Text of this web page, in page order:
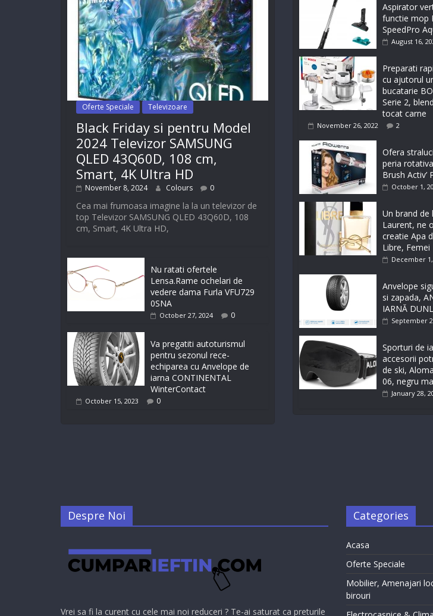
Oferte Speciale Televizoare
Black Friday si pentru Model
2024 Televizor SAMSUNG
QLED 43Q60D, 108 cm,
Smart, 4K Ultra HD
November 8, 2024 Colours 0
Cea mai frumoasa imagine la la un televizor de
top Televizor SAMSUNG QLED 43Q60D, 108
cm, Smart, 4K Ultra HD,
Nu ratati ofertele
Lensa.Rame ochelari de
vedere dama Furla VFU729
0SNA
October 27, 2024 0
Va pregatiti autoturismul
pentru sezonul rece-
echiparea cu Anvelope de
iarna CONTINENTAL
WinterContact
October 15, 2023 0
Aspirator
functie mop
SpeedPro
August 16,
Preparati
cu ajutorul
bucatarie
Serie 2,
tocat carne
November 26, 2022 2
Ofera
peria
Brush Activ’
October 1,
Un brand de
Laurent, ne
creatie Apa
Libre, Femei
December 1,
Anvelope
si zapada,
IARNĂ
September
Sporturi de
accesorii
de ski,
06, negru
January 28,
Despre Noi
Vrei sa fi la curent cu cele mai noi reduceri ? Te-ai saturat ca preturile
Categories
Acasa
Oferte Speciale
Mobilier, Amenajari
birouri